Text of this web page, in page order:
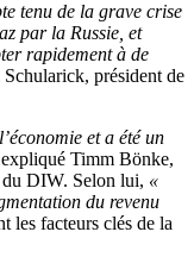
tenu de la grave crise
par la Russie, et
rapidement à de
président de
et a été un
Timm Bönke,
du DIW. Selon lui, «
du revenu
les facteurs clés de la